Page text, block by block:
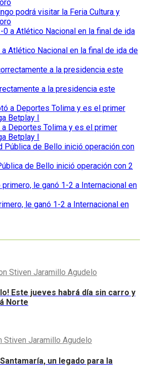
podrá visitar la Feria Cultura y
Atlético Nacional en la final de ida de
a la presidencia este
a Deportes Tolima y es el primer
Betplay I
de Bello inició operación con 2
le ganó 1-2 a Internacional en
Stiven Jaramillo Agudelo
Este jueves habrá día sin carro y
Norte
Stiven Jaramillo Agudelo
un legado para la